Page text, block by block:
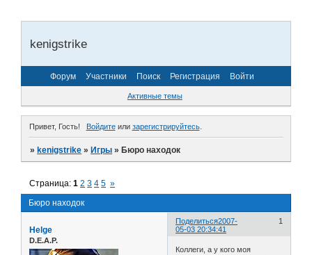
kenigstrike
Форум Участники Поиск Регистрация Войти
Активные темы
Привет, Гость! Войдитеили зарегистрируйтесь.
»kenigstrike »Игры »Бюро находок
Бюро находок
Страница:1 2 3 4 5 »
Поделиться 1
2007-
05-03 20:34:41
Helge
D.E.A.P.
Коллеги, а у кого моя